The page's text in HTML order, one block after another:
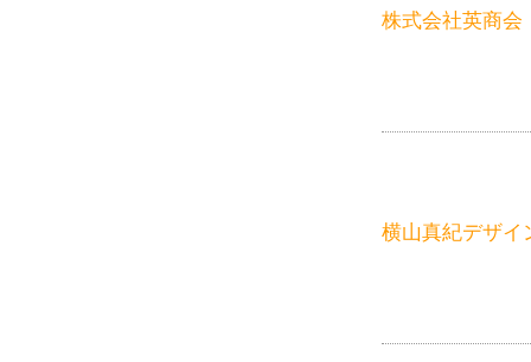
株式会社英商会
横山真紀デザイ